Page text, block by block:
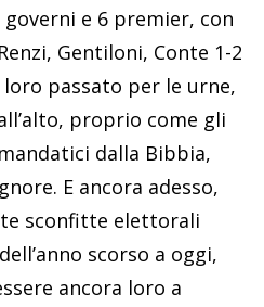
e 6 premier, con
Gentiloni, Conte 1-2
loro passato per le urne,
proprio come gli
dalla Bibbia,
E ancora adesso,
sconfitte elettorali
scorso a oggi,
ancora loro a